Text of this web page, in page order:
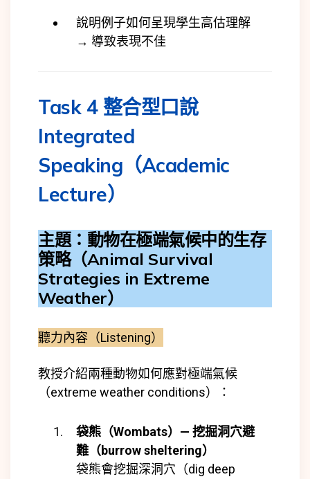
說明例子如何呈現學生高估理解
→ 導致表現不佳
Task 4 整合型口說
Integrated
Speaking（Academic
Lecture）
主題：動物在極端氣候中的生存
策略（Animal Survival
Strategies in Extreme
Weather）
聽力內容（Listening）
教授介紹兩種動物如何應對極端氣候
（extreme weather conditions）：
袋熊（Wombats）— 挖掘洞穴避
難（burrow sheltering）
袋熊會挖掘深洞穴（dig deep